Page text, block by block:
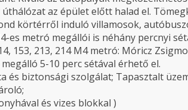
az épület előtt halad el.
körtérről induló villamosok,
es metró megállói is néhány percnyi
153, 213, 214 M4 metró: Móricz
5-10 perc sétával érhető el.
és biztonsági szolgálat; Tapasztalt
és vizes blokkal )